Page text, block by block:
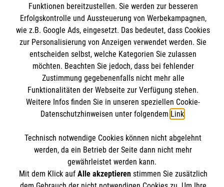
Wir Malteser
Unser Profil
Karriere
Migration
Jugendhilfe
Suchthilfe
Kloster
Informationen
Impressum
Datenschutz
Compliance
Institutionelles Schutzkonzept
Malteser Jugend
Spendenkonto
Funktionen bereitzustellen. Sie werden zur besseren
Erfolgskontrolle und Aussteuerung von Werbekampagnen,
wie z.B. Google Ads, eingesetzt. Das bedeutet, dass Cookies
zur Personalisierung von Anzeigen verwendet werden. Sie
entscheiden selbst, welche Kategorien Sie zulassen
möchten. Beachten Sie jedoch, dass bei fehlender
Zustimmung gegebenenfalls nicht mehr alle
Funktionalitäten der Webseite zur Verfügung stehen.
Weitere Infos finden Sie in unseren speziellen Cookie-
Datenschutzhinweisen unter folgendem Link.
Technisch notwendige Cookies können nicht abgelehnt
werden, da ein Betrieb der Seite dann nicht mehr
gewährleistet werden kann.
Mit dem Klick auf Alle akzeptierenstimmen Sie zusätzlich